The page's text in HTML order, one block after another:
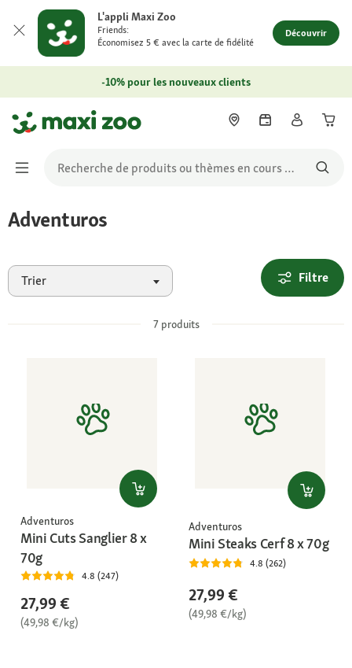
L'appli Maxi Zoo
Friends:
Économisez 5 € avec la carte de fidélité
Découvrir
-10% pour les nouveaux clients
Adventuros
Trier Filtre
7produits
Adventuros
Mini Cuts Sanglier 8 x
70g
4.8 (247)
27,99 €
(49,98 €/kg)
Adventuros
Mini Steaks Cerf 8 x 70g
4.8 (262)
27,99 €
(49,98 €/kg)